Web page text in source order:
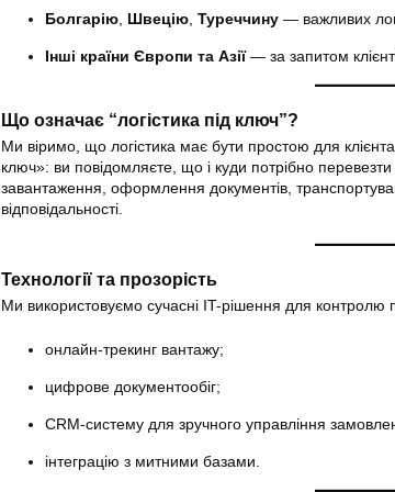
Болгарію Швецію Туреччину — важливих
Інші країни Європи та Азії— за запитом
Що означає “логістика під ключ”?
Ми віримо, що логістика має бути простою для
ключ»: ви повідомляєте, що і куди потрібно
завантаження, оформлення документів,
відповідальності.
Технології та прозорість
Ми використовуємо сучасні IT-рішення для контролю
онлайн-трекинг вантажу;
цифрове документообіг;
CRM-систему для зручного управління
інтеграцію з митними базами.